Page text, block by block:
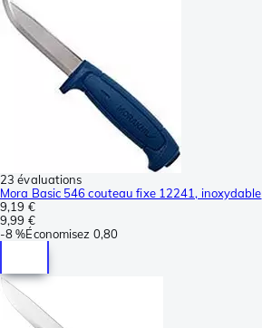
23 évaluations
Mora Basic 546 couteau fixe 12241, inoxydable
9,19 €
9,99 €
-8 %Économisez 0,80